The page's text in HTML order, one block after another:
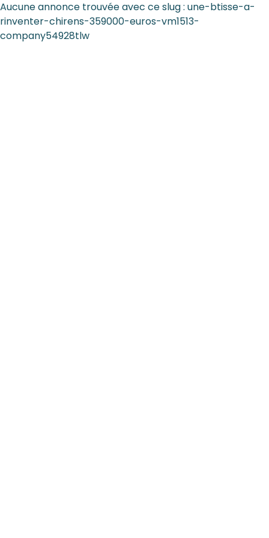
Aucune annonce trouvée avec ce slug : une-btisse-a-
rinventer-chirens-359000-euros-vm1513-
company54928tlw